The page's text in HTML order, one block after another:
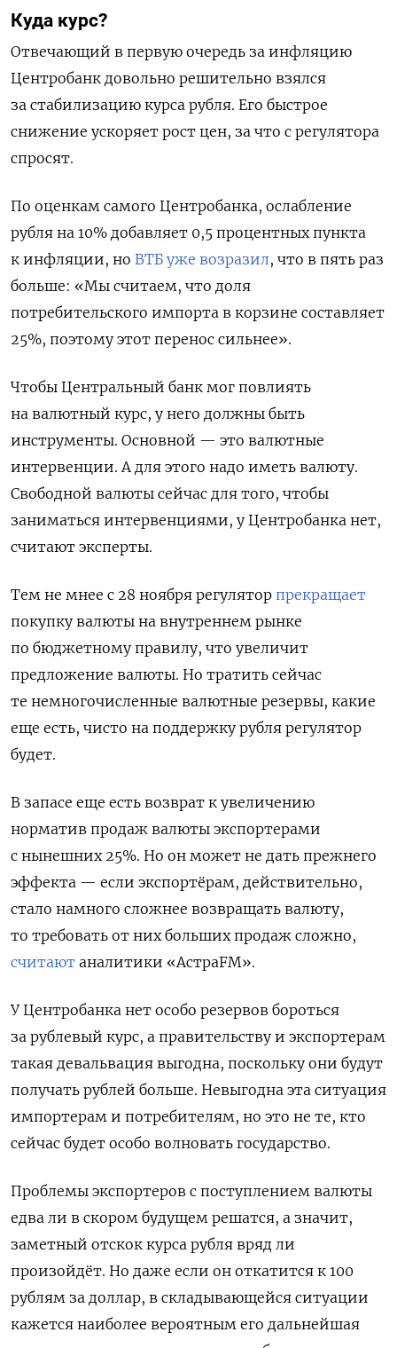
Куда курс?
Отвечающий в первую очередь за инфляцию
Центробанк довольно решительно взялся
за стабилизацию курса рубля. Его быстрое
снижение ускоряет рост цен, за что с регулятора
спросят.
По оценкам самого Центробанка, ослабление
рубля на 10% добавляет 0,5 процентных пункта
к инфляции, но ВТБ уже возразил, что в пять раз
больше: «Мы считаем, что доля
потребительского импорта в корзине составляет
25%, поэтому этот перенос сильнее».
Чтобы Центральный банк мог повлиять
на валютный курс, у него должны быть
инструменты. Основной — это валютные
интервенции. А для этого надо иметь валюту.
Свободной валюты сейчас для того, чтобы
заниматься интервенциями, у Центробанка нет,
считают эксперты.
Тем не мнее с 28 ноября регулятор прекращает
покупку валюты на внутреннем рынке
по бюджетному правилу, что увеличит
предложение валюты. Но тратить сейчас
те немногочисленные валютные резервы, какие
еще есть, чисто на поддержку рубля регулятор
будет.
В запасе еще есть возврат к увеличению
норматив продаж валюты экспортерами
с нынешних 25%. Но он может не дать прежнего
эффекта — если экспортёрам, действительно,
стало намного сложнее возвращать валюту,
то требовать от них больших продаж сложно,
считают аналитики «АстраFM».
У Центробанка нет особо резервов бороться
за рублевый курс, а правительству и экспортерам
такая девальвация выгодна, поскольку они будут
получать рублей больше. Невыгодна эта ситуация
импортерам и потребителям, но это не те, кто
сейчас будет особо волновать государство.
Проблемы экспортеров с поступлением валюты
едва ли в скором будущем решатся, а значит,
заметный отскок курса рубля вряд ли
произойдёт. Но даже если он откатится к 100
рублям за доллар, в складывающейся ситуации
кажется наиболее вероятным его дальнейшая